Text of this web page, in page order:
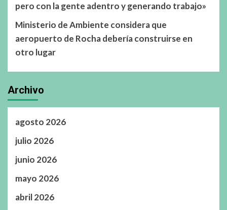
pero con la gente adentro y generando trabajo»
Ministerio de Ambiente considera que
aeropuerto de Rocha debería construirse en
otro lugar
Archivo
agosto 2026
julio 2026
junio 2026
mayo 2026
abril 2026